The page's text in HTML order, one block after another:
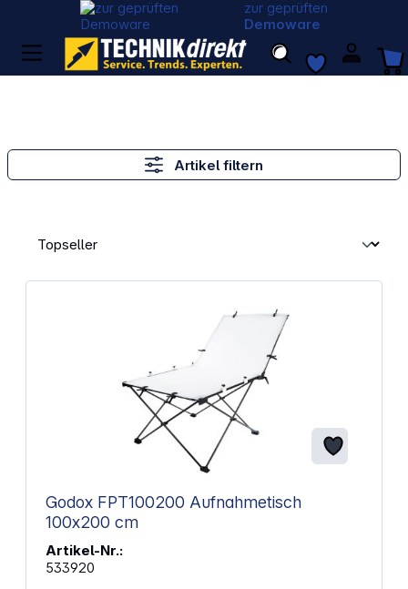
zur geprüften
Demoware
Artikel filtern
Godox FPT100200 Aufnahmetisch
100x200 cm
Artikel-Nr.:
533920